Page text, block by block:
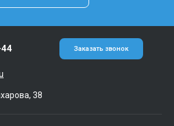
Заказать звонок
38